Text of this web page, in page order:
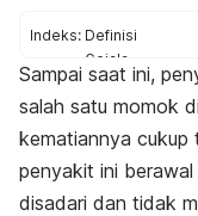
Indeks: Definisi
Gejala
Penyebab
Faktor risiko
Diagnosis
Pengobatan
Perawatan
Sampai saat ini,
salah satu momok
kematiannya cukup
penyakit ini
disadari dan tidak